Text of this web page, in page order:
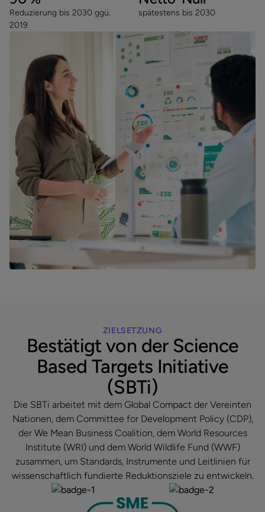
Reduzierung bis 2030 ggü.
2019
spätestens bis 2030
ZIELSETZUNG
Bestätigt von der Science
Based Targets Initiative
(SBTi)
Die SBTi arbeitet mit dem Global Compact der Vereinten
Nationen, dem Committee for Development Policy (CDP),
der We Mean Business Coalition, dem World Resources
Institute (WRI) und dem World Wildlife Fund (WWF)
zusammen, um Standards, Instrumente und Leitlinien für
wissenschaftlich fundierte Reduktionsziele zu entwickeln.